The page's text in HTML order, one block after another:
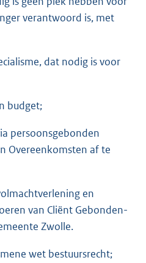
verantwoord is, met
dat nodig is voor
budget;
persoonsgebonden
Overeenkomsten af te
en
van Cliënt Gebonden-
Zwolle.
wet bestuursrecht;